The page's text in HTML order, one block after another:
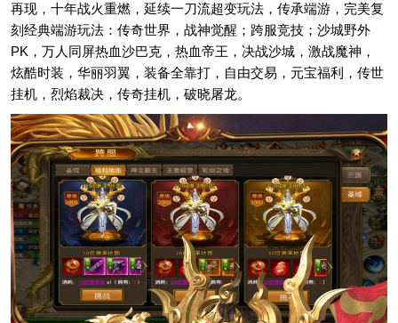
再现，十年战火重燃，延续一刀流超变玩法，传承端游，完美复
刻经典端游玩法：传奇世界，战神觉醒；跨服竞技；沙城野外
PK，万人同屏热血沙巴克，热血帝王，决战沙城，激战魔神，
炫酷时装，华丽羽翼，装备全靠打，自由交易，元宝福利，传世
挂机，烈焰裁决，传奇挂机，破晓屠龙。